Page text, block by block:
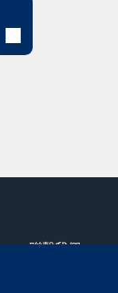
聯繫我們